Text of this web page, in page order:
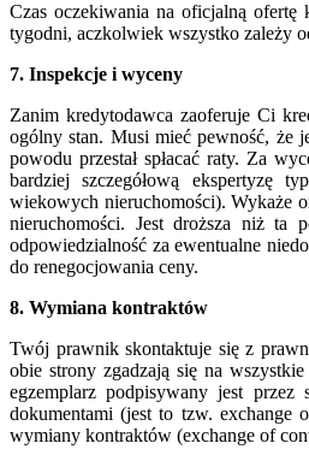
Czas oczekiwania na oficjalną ofertę
tygodni, aczkolwiek wszystko zależy
7. Inspekcje i wyceny
Zanim kredytodawca zaoferuje Ci
ogólny stan. Musi mieć pewność, że
powodu przestał spłacać raty. Za
bardziej szczegółową ekspertyzę
wiekowych nieruchomości). Wykaże
nieruchomości. Jest droższa niż ta
odpowiedzialność za ewentualne
do renegocjowania ceny.
8. Wymiana kontraktów
Twój prawnik skontaktuje się z
obie strony zgadzają się na
egzemplarz podpisywany jest przez
dokumentami (jest to tzw. exchange
wymiany kontraktów (exchange of